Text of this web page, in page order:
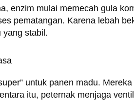
enzim mulai memecah gula
pematangan. Karena lebah
yang stabil.
untuk panen madu.
itu, peternak menjaga